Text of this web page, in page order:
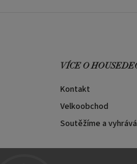
VÍCE O
Kontakt
Velkoobchod
Soutěžíme a